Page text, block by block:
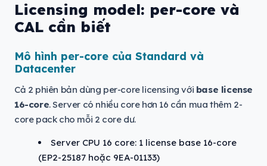
Licensing model: per-core và
CAL cần biết
Mô hình per-core của Standard và
Datacenter
Cả 2 phiên bản dùng per-core licensing với base license
16-core. Server có nhiều core hơn 16 cần mua thêm 2-
core pack cho mỗi 2 core dư.
Server CPU 16 core: 1 license base 16-core
(EP2-25187 hoặc 9EA-01133)